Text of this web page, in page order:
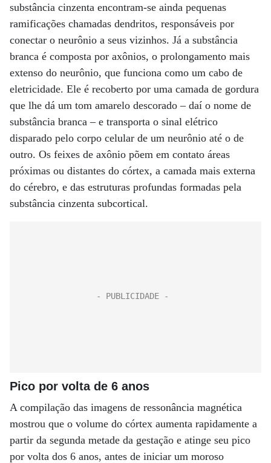
substância cinzenta encontram-se ainda pequenas
ramificações chamadas dendritos, responsáveis por
conectar o neurônio a seus vizinhos. Já a substância
branca é composta por axônios, o prolongamento mais
extenso do neurônio, que funciona como um cabo de
eletricidade. Ele é recoberto por uma camada de gordura
que lhe dá um tom amarelo descorado – daí o nome de
substância branca – e transporta o sinal elétrico
disparado pelo corpo celular de um neurônio até o de
outro. Os feixes de axônio põem em contato áreas
próximas ou distantes do córtex, a camada mais externa
do cérebro, e das estruturas profundas formadas pela
substância cinzenta subcortical.
Pico por volta de 6 anos
A compilação das imagens de ressonância magnética
mostrou que o volume do córtex aumenta rapidamente a
partir da segunda metade da gestação e atinge seu pico
por volta dos 6 anos, antes de iniciar um moroso